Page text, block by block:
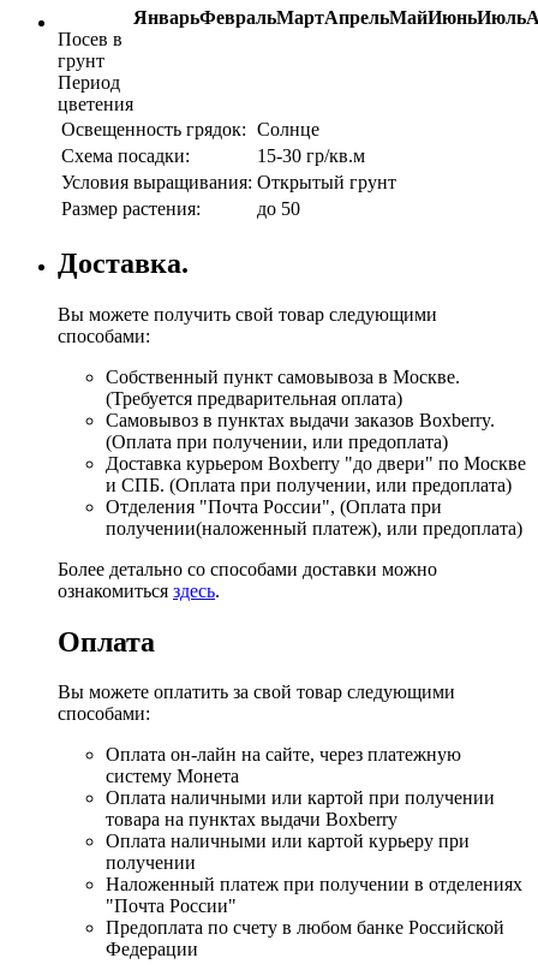
ЯнварьФевральМартАпрельМайИюньИюль
Посев в
грунт
Период
цветения
Освещенность грядок: Солнце
Схема посадки:
15-30 гр/кв.м
Условия выращивания: Открытый грунт
Размер растения:
до 50
Доставка.
Вы можете получить свой товар следующими
способами:
Собственный пункт самовывоза в Москве.
(Требуется предварительная оплата)
Самовывоз в пунктах выдачи заказов Boxberry.
(Оплата при получении, или предоплата)
Доставка курьером Boxberry "до двери" по Москве
и СПБ. (Оплата при получении, или предоплата)
Отделения "Почта России", (Оплата при
получении(наложенный платеж), или предоплата)
Более детально со способами доставки можно
ознакомиться здесь.
Оплата
Вы можете оплатить за свой товар следующими
способами:
Оплата он-лайн на сайте, через платежную
систему Монета
Оплата наличными или картой при получении
товара на пунктах выдачи Boxberry
Оплата наличными или картой курьеру при
получении
Наложенный платеж при получении в отделениях
"Почта России"
Предоплата по счету в любом банке Российской
Федерации